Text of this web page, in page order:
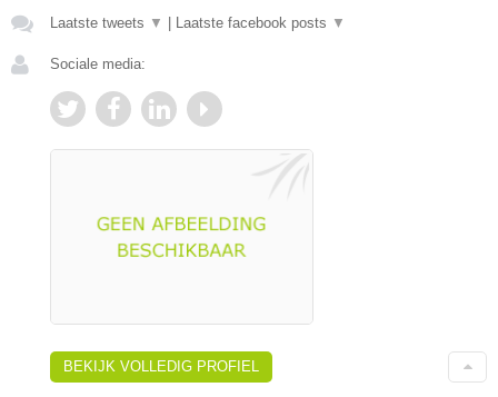
Laatste tweets ▼ | Laatste facebook posts ▼
Sociale media:
BEKIJK VOLLEDIG PROFIEL